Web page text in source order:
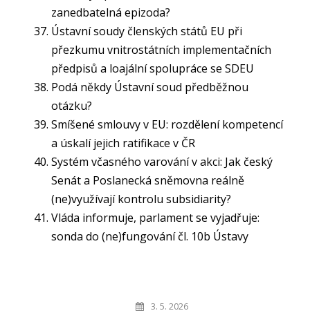
zanedbatelná epizoda?
Ústavní soudy členských států EU při
přezkumu vnitrostátních implementačních
předpisů a loajální spolupráce se SDEU
Podá někdy Ústavní soud předběžnou
otázku?
Smíšené smlouvy v EU: rozdělení kompetencí
a úskalí jejich ratifikace v ČR
Systém včasného varování v akci: Jak český
Senát a Poslanecká sněmovna reálně
(ne)využívají kontrolu subsidiarity?
Vláda informuje, parlament se vyjadřuje:
sonda do (ne)fungování čl. 10b Ústavy
3. 5. 2026